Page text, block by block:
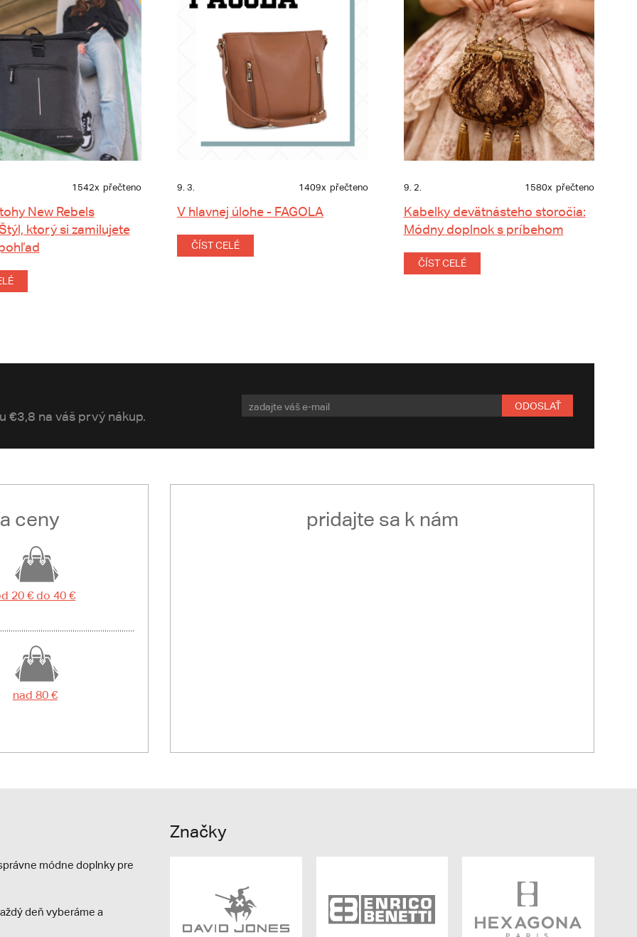
1542x přečteno
New Rebels
ktorý si zamilujete
9. 3. 1409x přečteno
V hlavnej úlohe - FAGOLA
ČÍST CELÉ
9. 2. 1580x přečteno
Kabelky devätnásteho storočia:
Módny doplnok s príbehom
ČÍST CELÉ
€3,8 na váš prvý nákup.
ODOSLAŤ
ceny
20 € do 40 €
nad 80 €
pridajte sa k nám
módne doplnky pre
deň vyberáme a
Značky